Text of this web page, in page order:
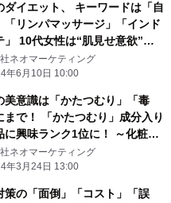
ダイエット、 キーワードは「自
「リンパマッサージ」「インド
」 10代女性は“肌見せ意欲”が
3割がすでにダイエット開始！
ネオマーケティング
年6月10日 10:00
美意識は「かたつむり」「毒
まで！ 「かたつむり」成分入り
に興味ランク1位に！ ～化粧品
由来に関する意識調査～
ネオマーケティング
年3月24日 13:00
策の「面倒」「コスト」「誤